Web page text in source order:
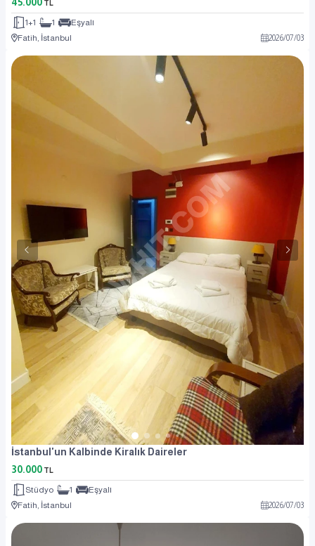
TL
1+1 1
Eşyalı
Fatih, İstanbul
2026/07/03
İstanbul'un Kalbinde Kiralık Daireler
30.000 TL
Stüdyo 1
Eşyalı
Fatih, İstanbul
2026/07/03